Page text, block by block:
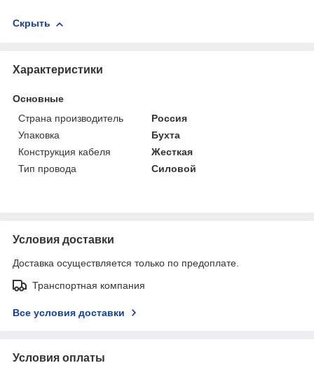
Скрыть
Характеристики
Основные
Страна производитель
Россия
Упаковка
Бухта
Конструкция кабеля
Жесткая
Тип провода
Силовой
Условия доставки
Доставка осуществляется только по предоплате.
Транспортная компания
Все условия доставки
Условия оплаты